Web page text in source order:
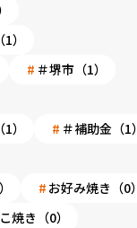
）
＃堺市（1）
）
＃補助金（1）
お好み焼き（0）
焼き（0）